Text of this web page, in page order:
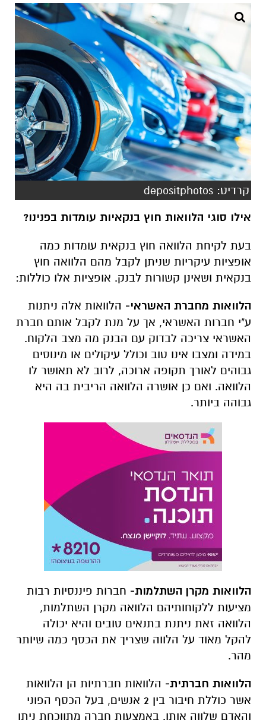
קרדיט: depositphotos
אילו סוגי הלוואות חוץ בנקאיות עומדות בפנינו?
בעת לקיחת הלוואה חוץ בנקאית עומדות כמה
אופציות עיקריות שניתן לקבל מהם הלוואה חוץ
בנקאית ושאינן קשורות לבנק. אופציות אלו כוללות:
הלוואות מחברת האשראי- הלוואות אלה ניתנות
ע"י חברות האשראי, אך על מנת לקבל אותם חברת
האשראי צריכה לבדוק עם הבנק מה מצב הלקוח.
במידה ומצבו אינו טוב וכולל עיקולים או מינוסים
גבוהים לאורך תקופה ארוכה, לרוב לא תאושר לו
הלוואה. ואם כן אושרה הלוואה הריבית בה היא
גבוהה ביותר.
הלוואות מקרן השתלמות- חברות פיננסיות רבות
מציעות ללקוחותיהם הלוואה מקרן השתלמות,
הלוואה זאת ניתנת בתנאים טובים והיא יכולה
להקל מאוד על הלווה שצריך את הכסף כמה שיותר
מהר.
הלוואות חברתית- הלוואות חברתיות הן הלוואות
אשר כוללת חיבור בין 2 אנשים, בעל הכסף הפוני
והאדם שלווה אותו. באמצעות חברה מתווכחת ניתן